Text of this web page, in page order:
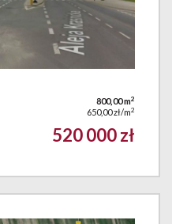
800,00 m2
650,00 zł/m2
520 000 zł